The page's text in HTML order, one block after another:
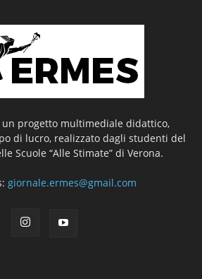
un progetto multimediale didattico,
di lucro, realizzato dagli studenti del
Scuole “Alle Stimate” di Verona.
giornale.ermes@gmail.com